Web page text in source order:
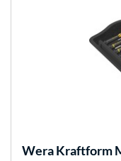
WeraKraftform